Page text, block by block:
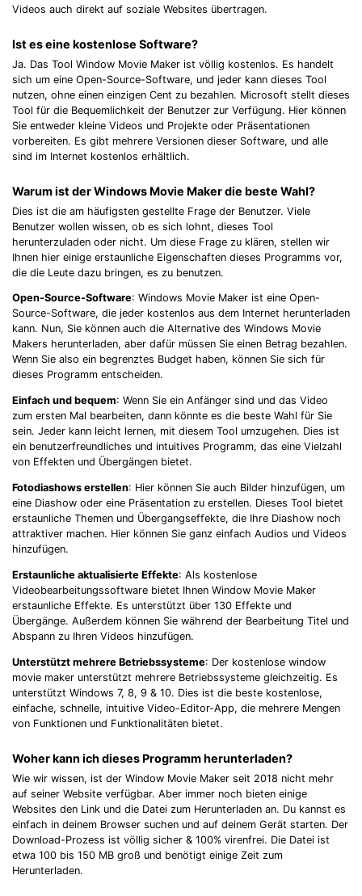
Videos auch direkt auf soziale Websites übertragen.
Ist es eine kostenlose Software?
Ja. Das Tool Window Movie Maker ist völlig kostenlos. Es handelt
sich um eine Open-Source-Software, und jeder kann dieses Tool
nutzen, ohne einen einzigen Cent zu bezahlen. Microsoft stellt dieses
Tool für die Bequemlichkeit der Benutzer zur Verfügung. Hier können
Sie entweder kleine Videos und Projekte oder Präsentationen
vorbereiten. Es gibt mehrere Versionen dieser Software, und alle
sind im Internet kostenlos erhältlich.
Warum ist der Windows Movie Maker die beste Wahl?
Dies ist die am häufigsten gestellte Frage der Benutzer. Viele
Benutzer wollen wissen, ob es sich lohnt, dieses Tool
herunterzuladen oder nicht. Um diese Frage zu klären, stellen wir
Ihnen hier einige erstaunliche Eigenschaften dieses Programms vor,
die die Leute dazu bringen, es zu benutzen.
Open-Source-Software: Windows Movie Maker ist eine Open-
Source-Software, die jeder kostenlos aus dem Internet herunterladen
kann. Nun, Sie können auch die Alternative des Windows Movie
Makers herunterladen, aber dafür müssen Sie einen Betrag bezahlen.
Wenn Sie also ein begrenztes Budget haben, können Sie sich für
dieses Programm entscheiden.
Einfach und bequem: Wenn Sie ein Anfänger sind und das Video
zum ersten Mal bearbeiten, dann könnte es die beste Wahl für Sie
sein. Jeder kann leicht lernen, mit diesem Tool umzugehen. Dies ist
ein benutzerfreundliches und intuitives Programm, das eine Vielzahl
von Effekten und Übergängen bietet.
Fotodiashows erstellen: Hier können Sie auch Bilder hinzufügen, um
eine Diashow oder eine Präsentation zu erstellen. Dieses Tool bietet
erstaunliche Themen und Übergangseffekte, die Ihre Diashow noch
attraktiver machen. Hier können Sie ganz einfach Audios und Videos
hinzufügen.
Erstaunliche aktualisierte Effekte: Als kostenlose
Videobearbeitungssoftware bietet Ihnen Window Movie Maker
erstaunliche Effekte. Es unterstützt über 130 Effekte und
Übergänge. Außerdem können Sie während der Bearbeitung Titel und
Abspann zu Ihren Videos hinzufügen.
Unterstützt mehrere Betriebssysteme: Der kostenlose window
movie maker unterstützt mehrere Betriebssysteme gleichzeitig. Es
unterstützt Windows 7, 8, 9 & 10. Dies ist die beste kostenlose,
einfache, schnelle, intuitive Video-Editor-App, die mehrere Mengen
von Funktionen und Funktionalitäten bietet.
Woher kann ich dieses Programm herunterladen?
Wie wir wissen, ist der Window Movie Maker seit 2018 nicht mehr
auf seiner Website verfügbar. Aber immer noch bieten einige
Websites den Link und die Datei zum Herunterladen an. Du kannst es
einfach in deinem Browser suchen und auf deinem Gerät starten. Der
Download-Prozess ist völlig sicher & 100% virenfrei. Die Datei ist
etwa 100 bis 150 MB groß und benötigt einige Zeit zum
Herunterladen.